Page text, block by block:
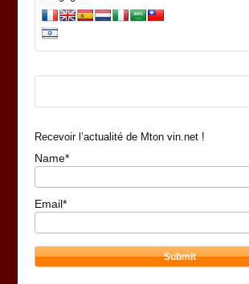
Recevoir l’actualité de Mton vin.net !
Name*
Email*